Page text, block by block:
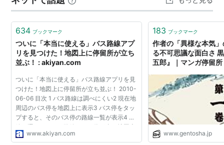
634 ブックマーク
ついに「本当に使える」バス路線アプ
リを見つけた！地図上に停留所が立ち
並ぶ！ : akiyan.com
ついに「本当に使える」バス路線アプリを見
つけた！地図上に停留所が立ち並ぶ！ 2010-
06-06 目次 1 バス路線は調べにくい2 現在地
周辺のバス停を地図上に表示3 バス停をタッ
プすると、そのバス停の路線一覧が表示4 路
線を選ぶと、その路線のバス停が全て地図上
に表示される！5 現在地からバス停までの徒
www.akiyan.com
183 ブックマーク
作者の「異様な本気
る不可思議な面白さ
五郎』｜マンガ停留
www.gentosha.jp